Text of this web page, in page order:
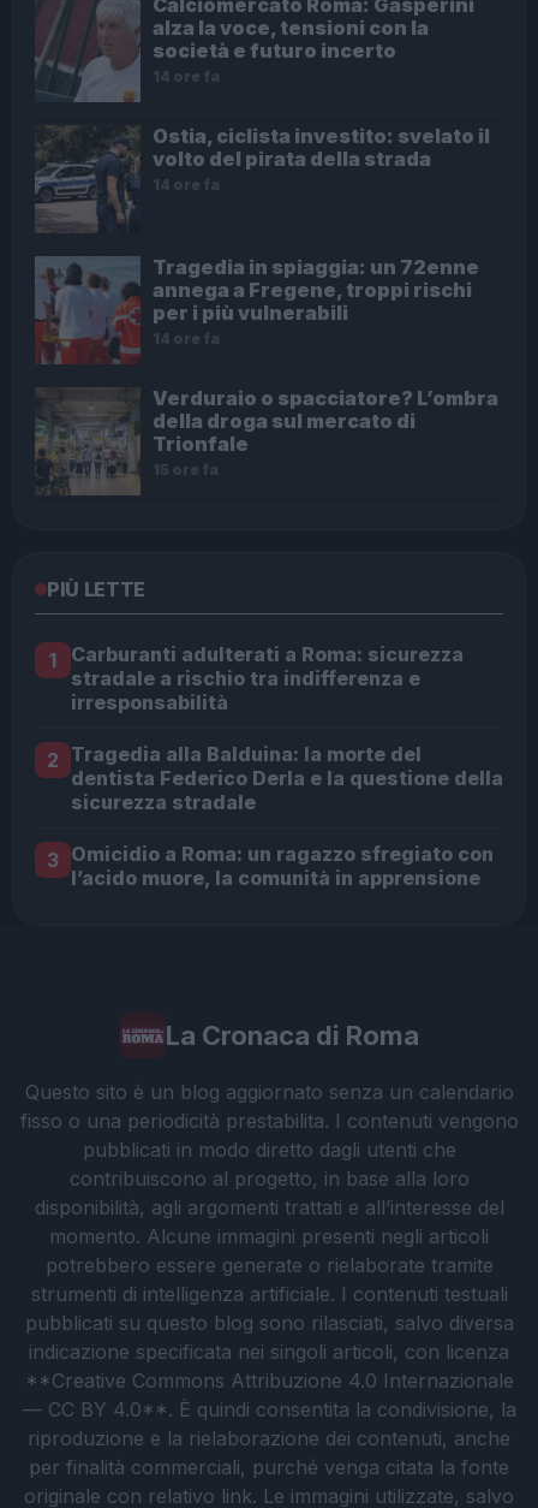
alza la voce, tensioni con la
società e futuro incerto
14 ore fa
Ostia, ciclista investito: svelato il
volto del pirata della strada
14 ore fa
Tragedia in spiaggia: un 72enne
annega a Fregene, troppi rischi
per i più vulnerabili
14 ore fa
Verduraio o spacciatore? L’ombra
della droga sul mercato di
Trionfale
15 ore fa
PIÙ LETTE
1
Carburanti adulterati a Roma: sicurezza
stradale a rischio tra indifferenza e
irresponsabilità
2 Tragedia alla Balduina: la morte del
dentista Federico Derla e la questione della
sicurezza stradale
3 Omicidio a Roma: un ragazzo sfregiato con
l’acido muore, la comunità in apprensione
La Cronaca di Roma
Questo sito è un blog aggiornato senza un calendario
fisso o una periodicità prestabilita. I contenuti vengono
pubblicati in modo diretto dagli utenti che
contribuiscono al progetto, in base alla loro
disponibilità, agli argomenti trattati e all’interesse del
momento. Alcune immagini presenti negli articoli
potrebbero essere generate o rielaborate tramite
strumenti di intelligenza artificiale. I contenuti testuali
pubblicati su questo blog sono rilasciati, salvo diversa
indicazione specificata nei singoli articoli, con licenza
**Creative Commons Attribuzione 4.0 Internazionale
— CC BY 4.0**. È quindi consentita la condivisione, la
riproduzione e la rielaborazione dei contenuti, anche
per finalità commerciali, purché venga citata la fonte
originale con relativo link. Le immagini utilizzate, salvo